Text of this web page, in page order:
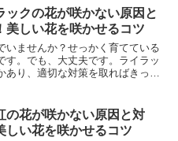
ックの花が咲かない原因と
美しい花を咲かせるコツ
いませんか？せっかく育てている
す。でも、大丈夫です。ライラッ
あり、適切な対策を取ればきっと
の花が咲かない原因と対
しい花を咲かせるコツ